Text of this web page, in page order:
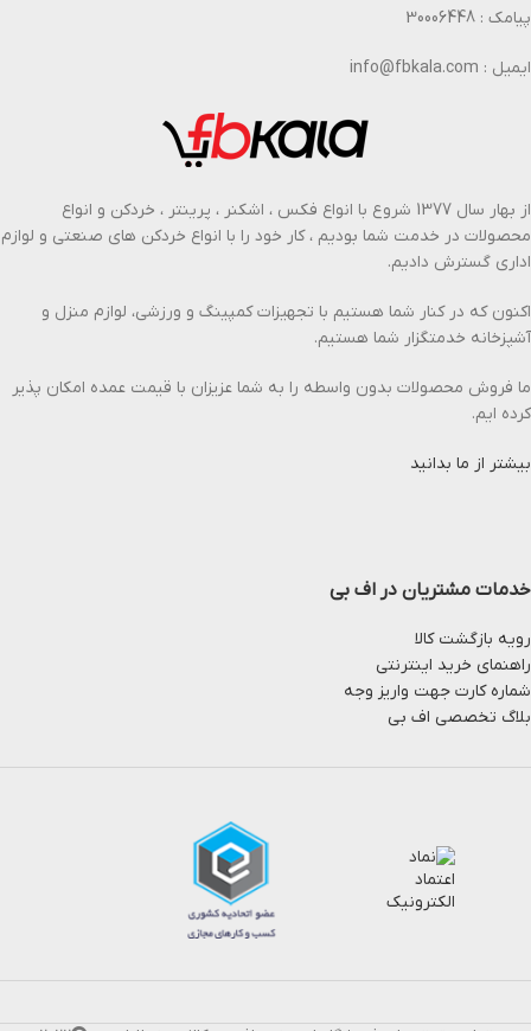
پیامک : 30006448
ایمیل : info@fbkala.com
از بهار سال 1377 شروع با انواع فکس ، اشکنر ، پرینتر ، خردکن و انواع
محصولات در خدمت شما بودیم ، کار خود را با انواع خردکن های صنعتی و لوازم
اداری گسترش دادیم.
اکنون که در کنار شما هستیم با تجهیزات کمپینگ و ورزشی، لوازم منزل و
آشپزخانه خدمتگزار شما هستیم.
ما فروش محصولات بدون واسطه را به شما عزیزان با قیمت عمده امکان پذیر
کرده ایم.
بیشتر از ما بدانید
خدمات مشتریان در اف بی
رویه بازگشت کالا
راهنمای خرید اینترنتی
شماره کارت جهت واریز وجه
بلاگ تخصصی اف بی